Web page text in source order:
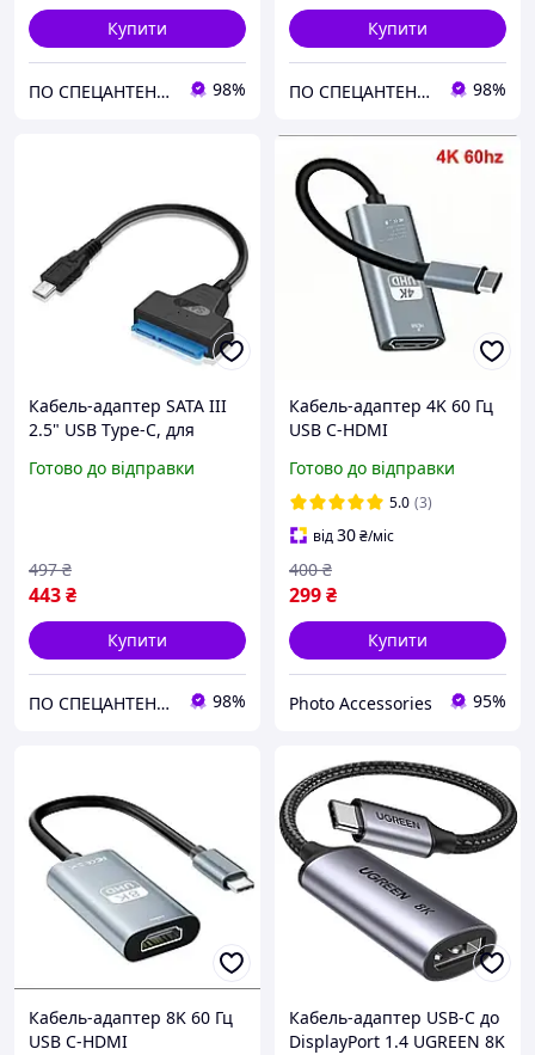
Купити
ПО СПЕЦАНТЕНИ Зв'язок без перешкод! 98%
Купити
ПО СПЕЦАНТЕНИ Зв'язок без перешкод! 98%
Кабель-адаптер SATA III
2.5" USB Type-C, для
накопичувачів, 7+15 PIN
Готово до відправки
443₴
497 ₴
Купити
ПО СПЕЦАНТЕНИ Зв'язок без перешкод! 98%
Кабель-адаптер 4K 60 Гц
USB C-HDMI
Готово до відправки
5.0 (3)
від30₴/міс
299₴
400 ₴
Купити
Photo Accessories 95%
Кабель-адаптер 8K 60 Гц
USB C-HDMI
Кабель-адаптер USB-C до
DisplayPort 1.4 UGREEN 8K